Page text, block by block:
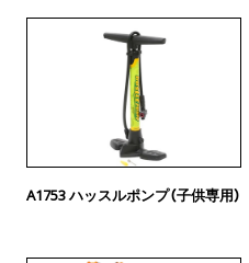
A1753 ハッスルポンプ（子供専用）